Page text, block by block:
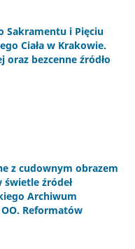
Sakramentu i Pięciu
Ciała w Krakowie.
oraz bezcenne źródło
z cudownym obrazem
źródeł
Archiwum
Reformatów